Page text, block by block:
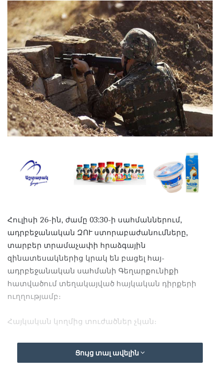
Հուլիսի 26-ին, ժամը 03:30-ի սահմաններում,
ադրբեջանական ԶՈՒ ստորաբաժանումները,
տարբեր տրամաչափի հրաձգային
զինատեսակներից կրակ են բացել հայ-
ադրբեջանական սահմանի Գեղարքունիքի
հատվածում տեղակայված հայկական դիրքերի
ուղղությամբ։
Հայկական կողմից տուժածներ չկան։
Հուլիսի 26-ին, ժամը 11։30-ից սկսած,
հակառակորդը հրադադարը խախտել է նաև հայ-
Ցույց տալ ավելին